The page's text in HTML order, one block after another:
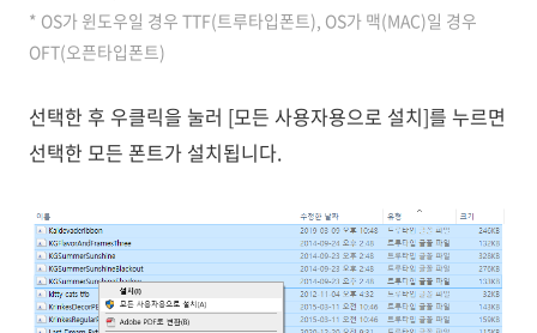
* OS가 윈도우일 경우 TTF(트루타입폰트), OS가 맥(MAC)일 경우
OFT(오픈타입폰트)
선택한 후 우클릭을 눌러 [모든 사용자용으로 설치]를 누르면
선택한 모든 폰트가 설치됩니다.